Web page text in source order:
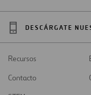
DESCÁRGATE
Recursos
Contacto